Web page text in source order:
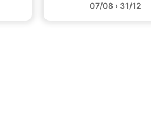
07/08 › 31/12